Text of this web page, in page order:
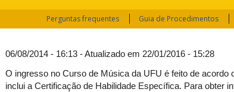
Perguntas frequentes Guia de Procedimentos
06/08/2014 - 16:13 - Atualizado em 22/01/2016 - 15:28
O ingresso no Curso de Música da UFU é feito de
inclui a Certificação de Habilidade Específica. Para obter